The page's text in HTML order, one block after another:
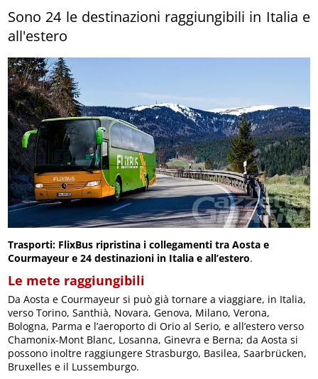
Sono 24 le destinazioni raggiungibili in Italia e
all'estero
Trasporti: FlixBus ripristina i collegamenti tra Aosta e
Courmayeur e 24 destinazioni in Italia e all’estero.
Le mete raggiungibili
Da Aosta e Courmayeur si può già tornare a viaggiare, in Italia,
verso Torino, Santhià, Novara, Genova, Milano, Verona,
Bologna, Parma e l’aeroporto di Orio al Serio, e all’estero verso
Chamonix-Mont Blanc, Losanna, Ginevra e Berna; da Aosta si
possono inoltre raggiungere Strasburgo, Basilea, Saarbrücken,
Bruxelles e il Lussemburgo.